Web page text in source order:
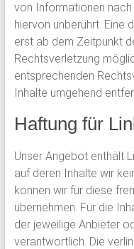
von Informationen
hiervon unberührt. Eine
erst ab dem Zeitpunkt
Rechtsverletzung
entsprechenden
Inhalte umgehend
Haftung für
Unser Angebot enthält
auf deren Inhalte wir
können wir für diese
übernehmen. Für die
der jeweilige Anbieter
verantwortlich. Die